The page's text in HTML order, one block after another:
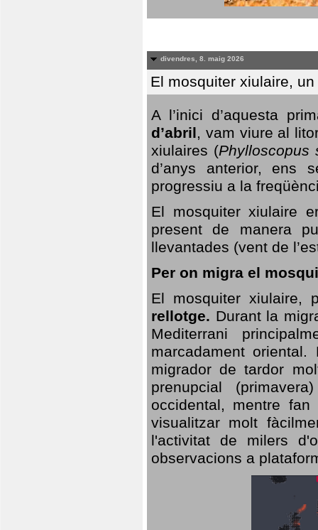
divendres, 8. maig 2026
El mosquiter xiulaire,
A l’inici d’aquesta
d’abril, vam viure al
xiulaires (Phylloscopus
d’anys anterior, ens
progressiu a la
El mosquiter xiulaire
present de manera
llevantades (vent de
Per on migra el
El mosquiter xiulaire,
rellotge. Durant la
Mediterrani
marcadament
migrador de tardor
prenupcial
occidental, mentre
visualitzar molt
l'activitat de milers
observacions a